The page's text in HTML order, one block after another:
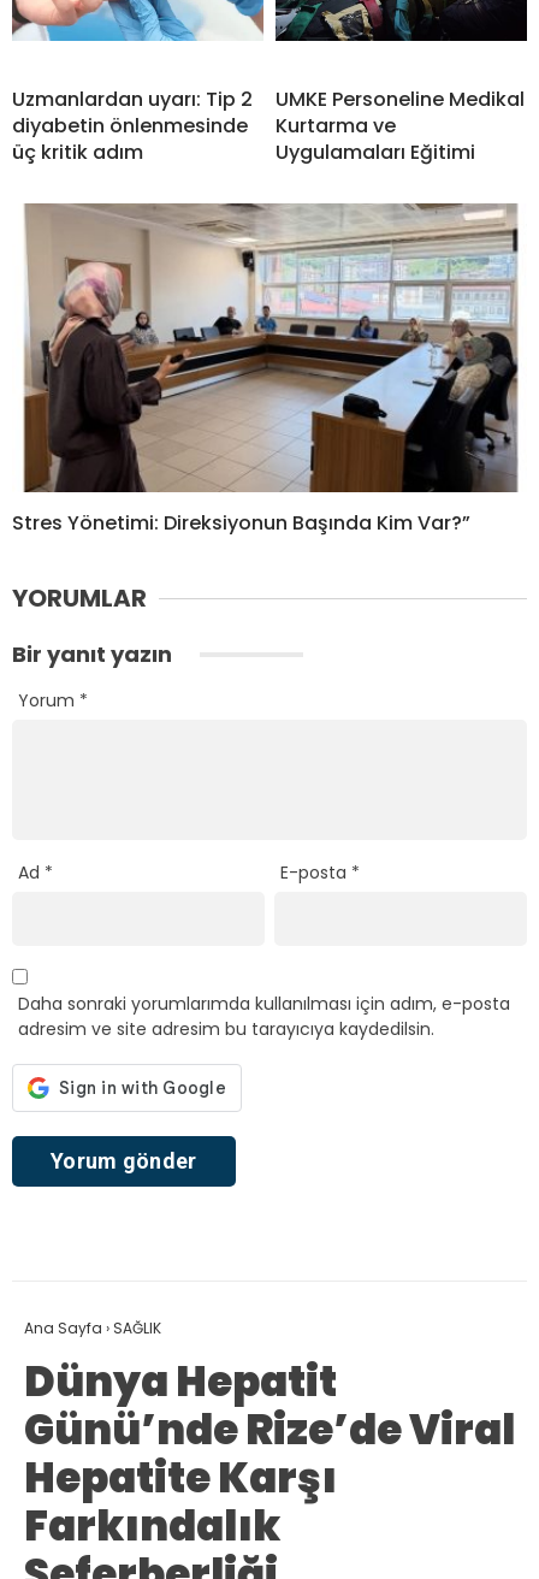
Uzmanlardan uyarı: Tip 2
diyabetin önlenmesinde
üç kritik adım
UMKE Personeline Medikal
Kurtarma ve
Uygulamaları Eğitimi
Stres Yönetimi: Direksiyonun Başında Kim Var?”
YORUMLAR
Bir yanıt yazın
Yorum *
Ad * E-posta *
Daha sonraki yorumlarımda kullanılması için adım, e-posta
adresim ve site adresim bu tarayıcıya kaydedilsin.
Ana Sayfa › SAĞLIK
Dünya Hepatit
Günü’nde Rize’de Viral
Hepatite Karşı
Farkındalık